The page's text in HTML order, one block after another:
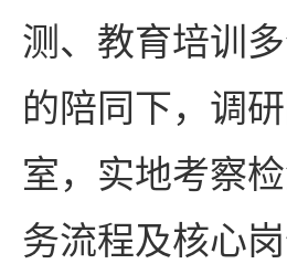
测、教育培训
的陪同下，调
室，实地考察
务流程及核心